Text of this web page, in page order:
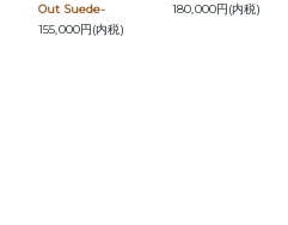
Out Suede-
155,000円(内税)
180,000円(内税)